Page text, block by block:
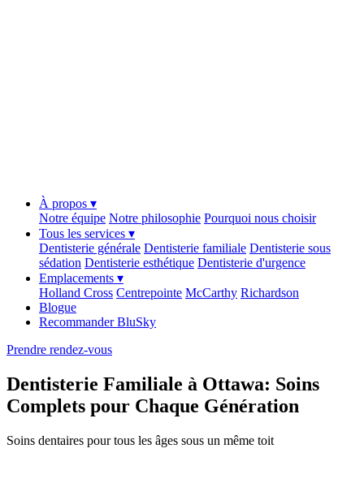
À propos ▾
Notre équipe Notre philosophie Pourquoi nous choisir
Tous les services ▾
Dentisterie générale Dentisterie familiale Dentisterie sous
sédation Dentisterie esthétique Dentisterie d'urgence
Emplacements ▾
Holland Cross Centrepointe McCarthy Richardson
Blogue
Recommander BluSky
Prendre rendez-vous
Dentisterie Familiale à Ottawa: Soins
Complets pour Chaque Génération
Soins dentaires pour tous les âges sous un même toit